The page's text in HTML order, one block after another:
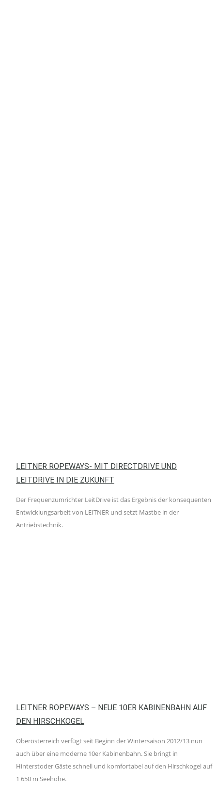
LEITNER ROPEWAYS- MIT DIRECTDRIVE UND
LEITDRIVE IN DIE ZUKUNFT
Der Frequenzumrichter LeitDrive ist das Ergebnis der konsequenten
Entwicklungsarbeit von LEITNER und setzt Mastbe in der
Antriebstechnik.
LEITNER ROPEWAYS – NEUE 10ER KABINENBAHN AUF
DEN HIRSCHKOGEL
Oberösterreich verfügt seit Beginn der Wintersaison 2012/13 nun
auch über eine moderne 10er Kabinenbahn. Sie bringt in
Hinterstoder Gäste schnell und komfortabel auf den Hirschkogel auf
1 650 m Seehöhe.